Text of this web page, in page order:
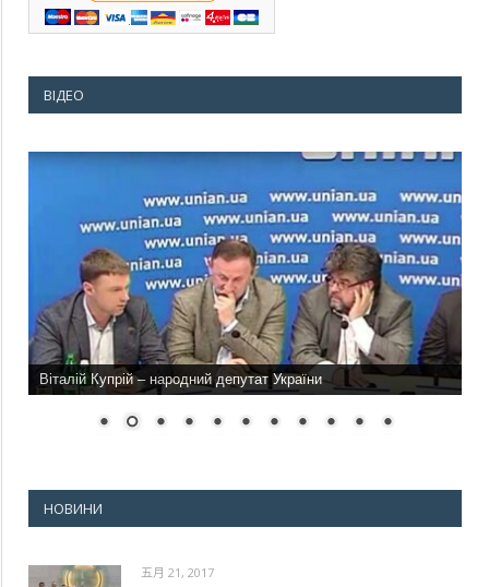
ВІДЕО
Віталій Купрій – народний депутат України
НОВИНИ
五月 21, 2017